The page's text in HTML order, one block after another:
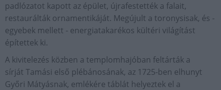
padlózatot kapott az épület, újrafestették a falait,
restaurálták ornamentikáját. Megújult a toronysisak, és -
egyebek mellett - energiatakarékos kültéri világítást
építettek ki.
A kivitelezés közben a templomhajóban feltárták a
sírját Tamási első plébánosának, az 1725-ben elhunyt
Győri Mátyásnak, emlékére táblát helyeztek el a